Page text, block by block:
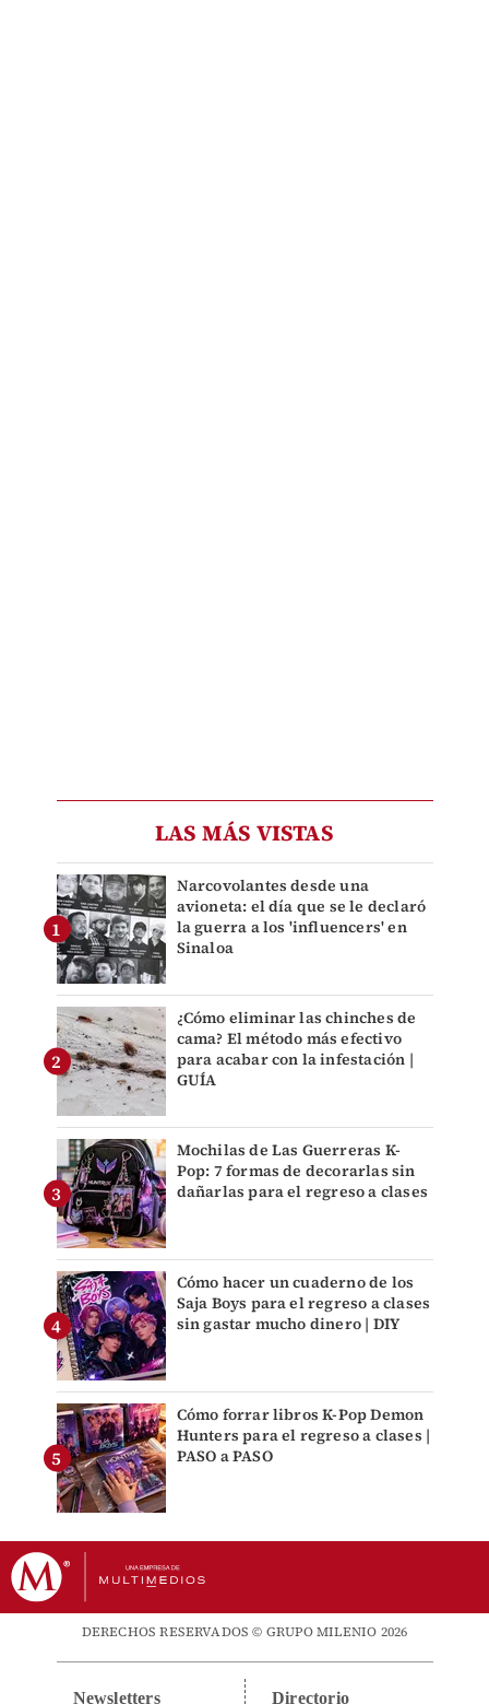
LAS MÁS VISTAS
Narcovolantes desde una
avioneta: el día que se le declaró
la guerra a los 'influencers' en
Sinaloa
¿Cómo eliminar las chinches de
cama? El método más efectivo
para acabar con la infestación |
GUÍA
Mochilas de Las Guerreras K-
Pop: 7 formas de decorarlas sin
dañarlas para el regreso a clases
Cómo hacer un cuaderno de los
Saja Boys para el regreso a clases
sin gastar mucho dinero | DIY
Cómo forrar libros K-Pop Demon
Hunters para el regreso a clases |
PASO a PASO
DERECHOS RESERVADOS © GRUPO MILENIO 2026
Newsletters Directorio